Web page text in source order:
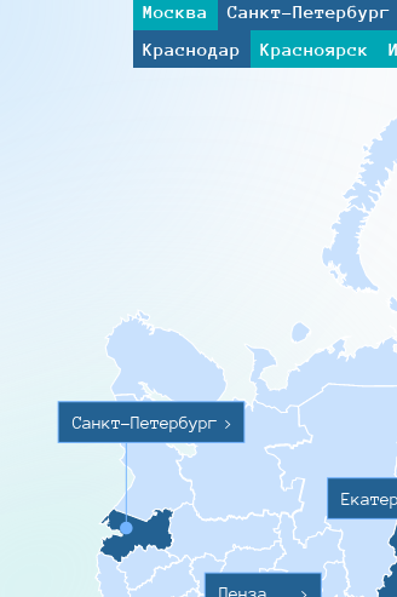
Москва Санкт-Петербург
Краснодар
Красноярск
Санкт-Петербург >